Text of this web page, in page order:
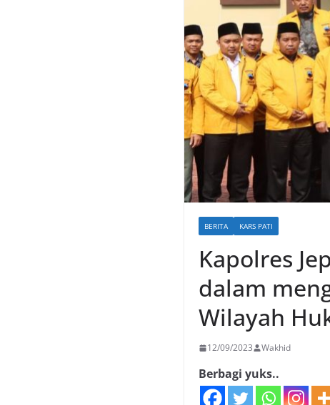
BERITA KARS PATI
Kapolres
dalam
Wilayah
12/09/2023 Wakhid
Berbagi yuks..